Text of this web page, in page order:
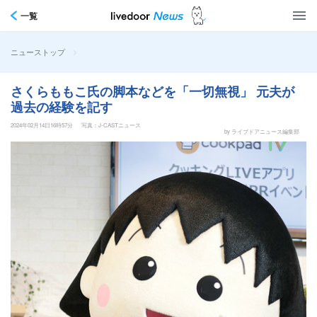
一覧
ニューストップ >
さくらももこ氏の脚本などを「一切無視」 元夫が
過去の経験を記す
2024年02月14日16時57分
写真：J-CASTニュース
by ライブドアニュース編集部